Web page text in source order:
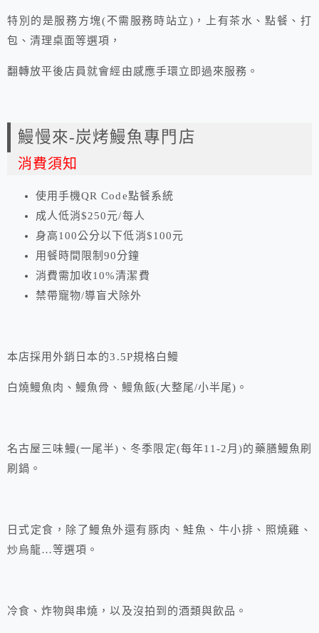
特別的是服務方塊(不需服務時站立)，上有茶水、點餐、打
包、清理桌面等選項，
翻轉放平後店員就會經由感應手環立即過來服務。
鰻慢來-炭烤鰻魚專門店
消費須知
使用手機QR Code點餐系統
成人低消$250元/每人
身高100公分以下低消$100元
用餐時間限制90分鐘
消費需加收10%清潔費
禁帶寵物/導盲犬除外
本店採用外銷日本的3.5P規格白鰻
白燒鰻魚肉、鰻魚骨、鰻魚飯(大整尾/小半尾)。
名古屋三味鰻(一尾半)、冬季限定(每年11-2月)的藥膳鰻魚刷
刷鍋。
日式定食，除了鰻魚外還有豚肉、鮭魚、牛小排、照燒雞、
炒烏龍…等選項。
冷食、炸物與串燒，以及沒拍到的酒類與飲品。